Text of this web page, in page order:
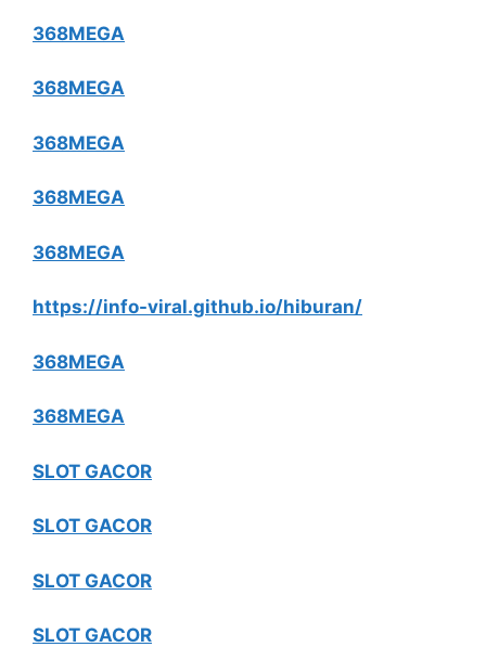
368MEGA
368MEGA
368MEGA
368MEGA
368MEGA
https://info-viral.github.io/hiburan/
368MEGA
368MEGA
SLOT GACOR
SLOT GACOR
SLOT GACOR
SLOT GACOR